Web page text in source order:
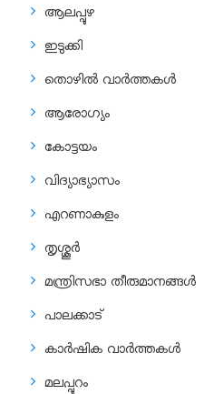
ആലപ്പുഴ
ഇടുക്കി
തൊഴിൽ വാർത്തകൾ
ആരോഗ്യം
കോട്ടയം
വിദ്യാഭ്യാസം
എറണാകുളം
തൃശ്ശൂർ
മന്ത്രിസഭാ തീരുമാനങ്ങൾ
പാലക്കാട്
കാർഷിക വാർത്തകൾ
മലപ്പുറം